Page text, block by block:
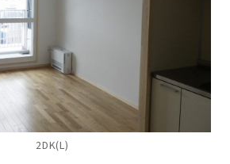
2DK(L)